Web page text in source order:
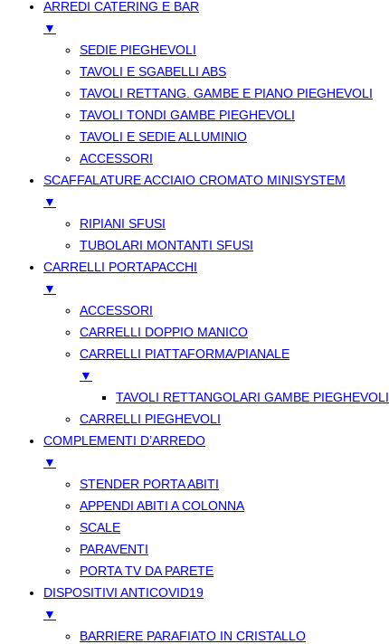
ARREDI CATERING E BAR
▼
SEDIE PIEGHEVOLI
TAVOLI E SGABELLI ABS
TAVOLI RETTANG. GAMBE E PIANO PIEGHEVOLI
TAVOLI TONDI GAMBE PIEGHEVOLI
TAVOLI E SEDIE ALLUMINIO
ACCESSORI
SCAFFALATURE ACCIAIO CROMATO MINISYSTEM
▼
RIPIANI SFUSI
TUBOLARI MONTANTI SFUSI
CARRELLI PORTAPACCHI
▼
ACCESSORI
CARRELLI DOPPIO MANICO
CARRELLI PIATTAFORMA/PIANALE
▼
TAVOLI RETTANGOLARI GAMBE PIEGHEVOLI
CARRELLI PIEGHEVOLI
COMPLEMENTI D’ARREDO
▼
STENDER PORTA ABITI
APPENDI ABITI A COLONNA
SCALE
PARAVENTI
PORTA TV DA PARETE
DISPOSITIVI ANTICOVID19
▼
BARRIERE PARAFIATO IN CRISTALLO